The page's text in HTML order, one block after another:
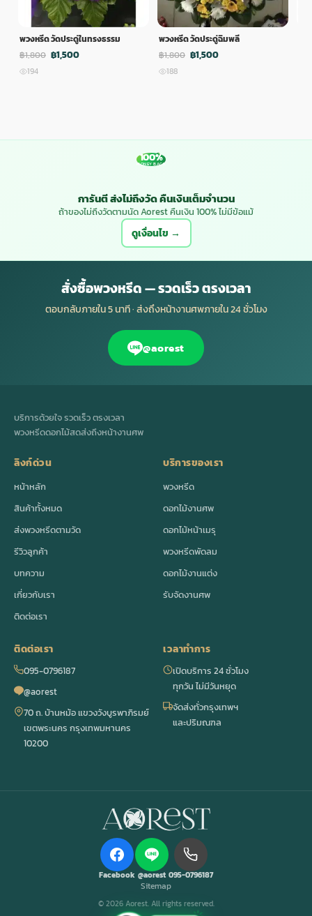
พวงหรีด วัดประดู่ในทรงธรรม
฿1,800 ฿1,500
194
พวงหรีด วัดประดู่ฉิมพลี
฿1,800 ฿1,500
188
100%
MONEY BACK
การันตี ส่งไม่ถึงวัด คืนเงินเต็มจำนวน
ถ้าของไม่ถึงวัดตามนัด Aorest คืนเงิน 100% ไม่มีข้อแม้
ดูเงื่อนไข →
สั่งซื้อพวงหรีด — รวดเร็ว ตรงเวลา
ตอบกลับภายใน 5 นาที · ส่งถึงหน้างานศพภายใน 24 ชั่วโมง
@aorest
บริการด้วยใจ รวดเร็ว ตรงเวลา
พวงหรีดดอกไม้สดส่งถึงหน้างานศพ
ลิงก์ด่วน
หน้าหลัก
สินค้าทั้งหมด
ส่งพวงหรีดตามวัด
รีวิวลูกค้า
บทความ
เกี่ยวกับเรา
ติดต่อเรา
บริการของเรา
พวงหรีด
ดอกไม้งานศพ
ดอกไม้หน้าเมรุ
พวงหรีดพัดลม
ดอกไม้งานแต่ง
รับจัดงานศพ
ติดต่อเรา
095-0796187
@aorest
70 ถ. บ้านหม้อ แขวงวังบูรพาภิรมย์
เขตพระนคร กรุงเทพมหานคร
10200
เวลาทำการ
เปิดบริการ 24 ชั่วโมง
ทุกวัน ไม่มีวันหยุด
จัดส่งทั่วกรุงเทพฯ
และปริมณฑล
Facebook @aorest 095-0796187
Sitemap
© 2026 Aorest. All rights reserved.